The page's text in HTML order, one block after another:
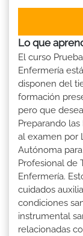
Lo que
El curso
Enfermería
disponen del
formación
pero que
Preparando
al examen por
Autónoma
Profesional de
Enfermería.
cuidados
condiciones
instrumental
relacionadas